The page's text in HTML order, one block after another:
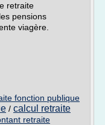
retraite
pensions
viagère.
fonction publique
/ calcul retraite
retraite